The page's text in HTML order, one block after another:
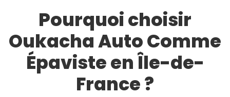
Pourquoi choisir
Oukacha Auto Comme
Épaviste en Île-de-
France ?